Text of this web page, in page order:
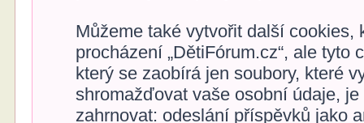
Můžeme také vytvořit další
procházení „DětiFórum.cz“, ale
který se zaobírá jen soubory, které
shromažďovat vaše osobní údaje,
zahrnovat: odeslání příspěvků jako